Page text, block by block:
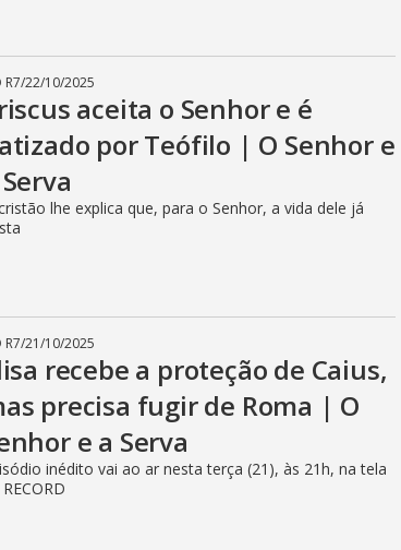
R7/22/10/2025
aceita o Senhor e é
por Teófilo | O Senhor e
lhe explica que, para o Senhor, a vida dele já
R7/21/10/2025
recebe a proteção de Caius,
precisa fugir de Roma | O
e a Serva
inédito vai ao ar nesta terça (21), às 21h, na tela